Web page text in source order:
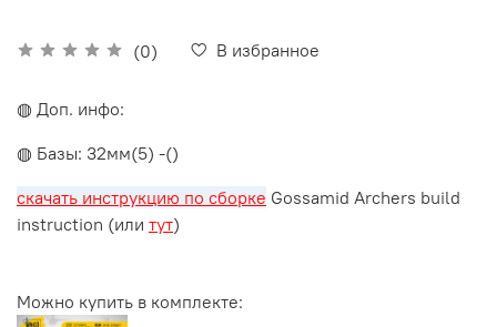
(0) В избранное
◍ Доп. инфо:
◍ Базы: 32мм(5) -()
скачать инструкцию по сборке Gossamid Archers build
instruction (или тут)
Можно купить в комплекте: